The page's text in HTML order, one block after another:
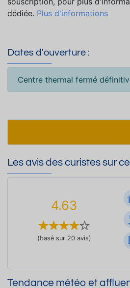
dédiée. Plus d'informations
Dates d'ouverture :
Centre thermal fermé
Les avis des curistes sur
4.63
(basé sur 20 avis)
Tendance météo et